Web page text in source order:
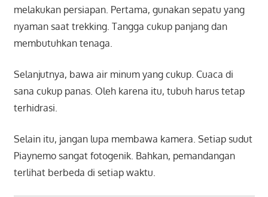
melakukan persiapan. Pertama, gunakan sepatu yang
nyaman saat trekking. Tangga cukup panjang dan
membutuhkan tenaga.
Selanjutnya, bawa air minum yang cukup. Cuaca di
sana cukup panas. Oleh karena itu, tubuh harus tetap
terhidrasi.
Selain itu, jangan lupa membawa kamera. Setiap sudut
Piaynemo sangat fotogenik. Bahkan, pemandangan
terlihat berbeda di setiap waktu.